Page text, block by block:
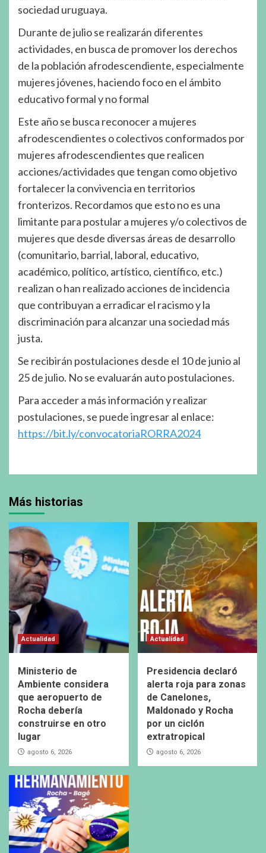
sociedad uruguaya.
Durante de julio se realizarán diferentes
actividades, en busca de promover los derechos
de la población afrodescendiente, especialmente
mujeres jóvenes, haciendo foco en el ámbito
educativo formal y no formal
Este año se busca reconocer a mujeres
afrodescendientes o colectivos conformados por
mujeres afrodescendientes que realicen
acciones/actividades que tengan como objetivo
fortalecer la convivencia en territorios
fronterizos. Recordamos que esto no es una
limitante para postular a mujeres y/o colectivos de
mujeres que desde diversas áreas de desarrollo
(comunitario, barrial, laboral, educativo,
académico, político, artístico, científico, etc.)
realizan o han realizado acciones de incidencia
que contribuyan a erradicar el racismo y la
discriminación para alcanzar una sociedad más
justa.
Se recibirán postulaciones desde el 10 de junio al
25 de julio. No se evaluarán auto postulaciones.
Para acceder a más información y realizar
postulaciones, se puede ingresar al enlace:
https://bit.ly/convocatoriaRORRA2024
Más historias
Actualidad
Ministerio de
Ambiente considera
que aeropuerto de
Rocha debería
construirse en otro
lugar
agosto 6, 2026
Actualidad
Presidencia declaró
alerta roja para zonas
de Canelones,
Maldonado y Rocha
por un ciclón
extratropical
agosto 6, 2026